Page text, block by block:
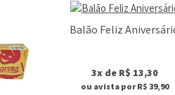
Balão Feliz
3x de R$ 13,30
ou avista por R$ 39,90